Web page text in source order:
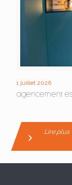
1 juillet 2026
agencement
Lire plus